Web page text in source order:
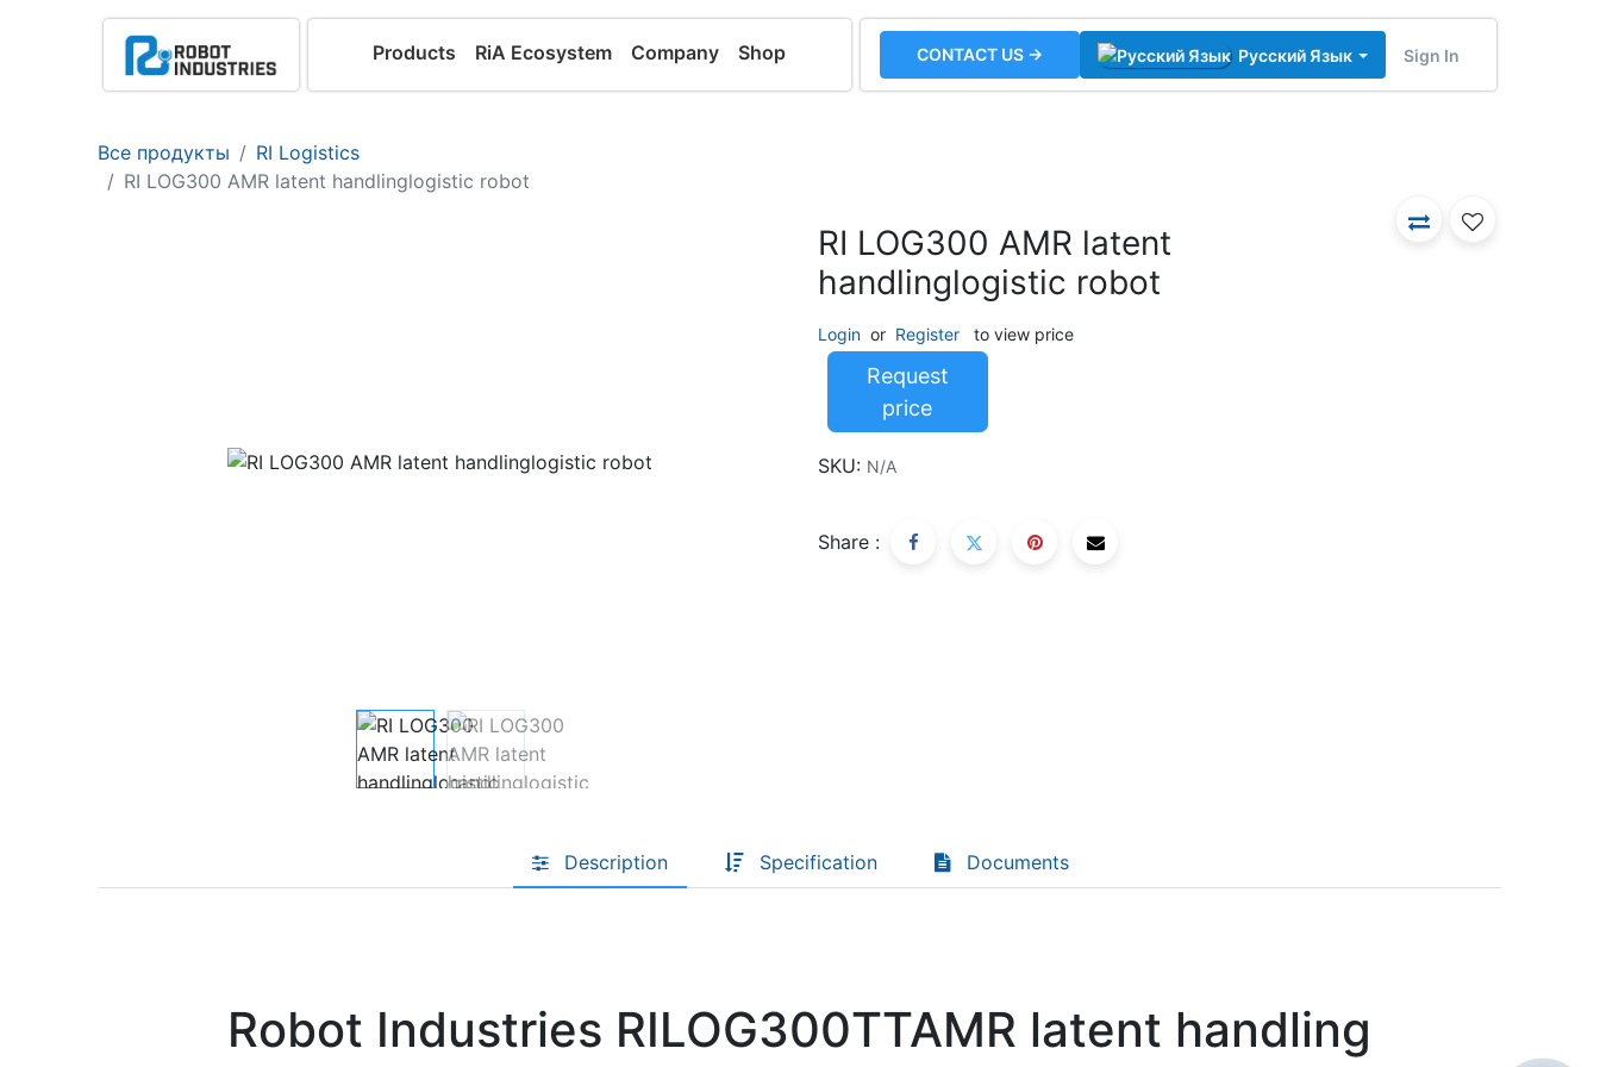
Products RiA Ecosystem Company Shop CONTACT US → Русский Язык Sign In
Все продукты
RI Logistics
RI LOG300 AMR latent handlinglogistic robot
RI LOG300 AMR latent
handlinglogistic robot
Login or Register to view price
Request
price
SKU: N/A
Share :
Description Specification Documents
Robot Industries RILOG300TTAMR latent handling